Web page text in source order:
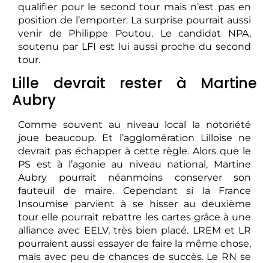
qualifier pour le second tour mais n’est pas en
position de l’emporter. La surprise pourrait aussi
venir de Philippe Poutou. Le candidat NPA,
soutenu par LFI est lui aussi proche du second
tour.
Lille devrait rester à Martine
Aubry
Comme souvent au niveau local la notoriété
joue beaucoup. Et l’agglomération Lilloise ne
devrait pas échapper à cette règle. Alors que le
PS est à l’agonie au niveau national, Martine
Aubry pourrait néanmoins conserver son
fauteuil de maire. Cependant si la France
Insoumise parvient à se hisser au deuxième
tour elle pourrait rebattre les cartes grâce à une
alliance avec EELV, très bien placé. LREM et LR
pourraient aussi essayer de faire la même chose,
mais avec peu de chances de succès. Le RN se